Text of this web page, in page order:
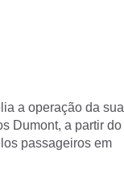
a operação da sua
Dumont, a partir do
passageiros em